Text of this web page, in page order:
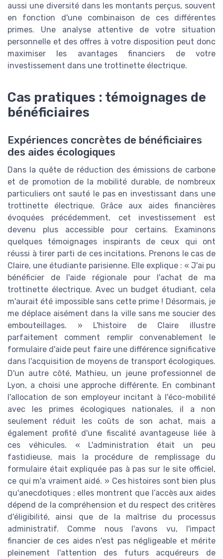
aussi une diversité dans les montants perçus, souvent
en fonction d'une combinaison de ces différentes
primes. Une analyse attentive de votre situation
personnelle et des offres à votre disposition peut donc
maximiser les avantages financiers de votre
investissement dans une trottinette électrique.
Cas pratiques : témoignages de
bénéficiaires
Expériences concrètes de bénéficiaires
des aides écologiques
Dans la quête de réduction des émissions de carbone
et de promotion de la mobilité durable, de nombreux
particuliers ont sauté le pas en investissant dans une
trottinette électrique. Grâce aux aides financières
évoquées précédemment, cet investissement est
devenu plus accessible pour certains. Examinons
quelques témoignages inspirants de ceux qui ont
réussi à tirer parti de ces incitations. Prenons le cas de
Claire, une étudiante parisienne. Elle explique : « J'ai pu
bénéficier de l'aide régionale pour l'achat de ma
trottinette électrique. Avec un budget étudiant, cela
m'aurait été impossible sans cette prime ! Désormais, je
me déplace aisément dans la ville sans me soucier des
embouteillages. » L'histoire de Claire illustre
parfaitement comment remplir convenablement le
formulaire d'aide peut faire une différence significative
dans l'acquisition de moyens de transport écologiques.
D'un autre côté, Mathieu, un jeune professionnel de
Lyon, a choisi une approche différente. En combinant
l'allocation de son employeur incitant à l'éco-mobilité
avec les primes écologiques nationales, il a non
seulement réduit les coûts de son achat, mais a
également profité d'une fiscalité avantageuse liée à
ces véhicules. « L'administration était un peu
fastidieuse, mais la procédure de remplissage du
formulaire était expliquée pas à pas sur le site officiel,
ce qui m'a vraiment aidé. » Ces histoires sont bien plus
qu'anecdotiques ; elles montrent que l’accès aux aides
dépend de la compréhension et du respect des critères
d'éligibilité, ainsi que de la maîtrise du processus
administratif. Comme nous l'avons vu, l'impact
financier de ces aides n'est pas négligeable et mérite
pleinement l'attention des futurs acquéreurs de